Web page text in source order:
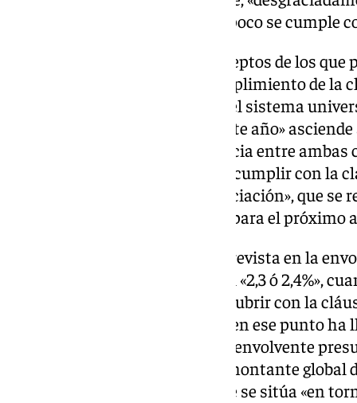
cumple y, al no cumplirse, tampoco se cumple
Tras detallar los distintos conceptos de los
rector ha explicado que «el cumplimiento de la
hoy exige una envolvente para el sistema
de euros», y «la envolvente de este año»
87 millones de euros -la diferencia entre
falte «en estos momentos para cumplir con la
imperativa del modelo de financiación», que se
hubiera subida salarial» del 2% para el
«En otros términos, la subida prevista en la
universidades oscila en torno al «2,3 ó 2,4%»,
más del 5% simplemente para cubrir con la
abundado Francisco Oliva, que en ese punto
porcentaje de incremento de la envolvente
inferior al que se prevé para el montante global
2025 respecto a las de 2024, que se sitúa «en